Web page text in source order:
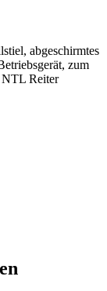
abgeschirmtes
zum
NTL Reiter